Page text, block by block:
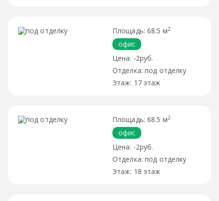
68.5 м2
офис
-2руб.
под отделку
17 этаж
68.5 м2
офис
-2руб.
под отделку
18 этаж